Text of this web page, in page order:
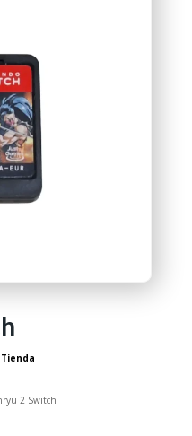
2 Switch